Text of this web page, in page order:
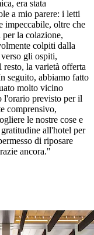
era stata
a mio parere: i letti
impeccabile, oltre che
per la colazione,
colpiti dalla
gli ospiti,
resto, la varietà offerta
seguito, abbiamo fatto
molto vicino
l'orario previsto per il
comprensivo,
le nostre cose e
all'hotel per
di riposare
ancora."